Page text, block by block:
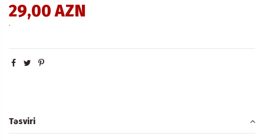
29,00 AZN
.
Təsviri